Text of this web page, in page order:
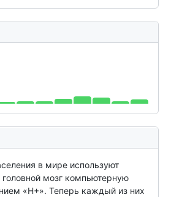
в мире используют
мозг компьютерную
«H+». Теперь каждый из них